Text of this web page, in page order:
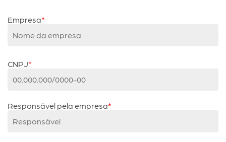
Empresa
CNPJ
Responsável pela empresa